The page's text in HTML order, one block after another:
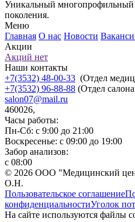
Уникальный
поколения.
Меню
Главная О нас Новости
Акции
Акций нет
Наши контакты
+7(3532) 48-00-33 (Отдел
+7(3532) 96-88-88 (Отдел
salon07@mail.ru
460026,
Часы работы:
Пн-Сб: с 9:00 до 21:00
Воскресенье: с 09:00 до 19:00
Забор анализов:
с 08:00
© 2026 ООО "Медицинский
О.Н.
Пользовательское соглашение
конфиденциальностиУголок
На сайте используются файлы